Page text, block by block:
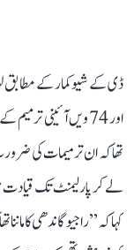
اور 74 ویں آئینی
تھا کہ ان ترمیمات کی
لے کر پارلیمنٹ تک
کہا کہ ’’راجیو گاندھی کا